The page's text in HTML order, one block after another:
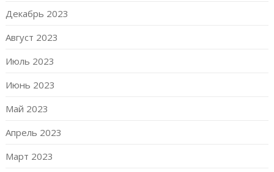
Декабрь 2023
Август 2023
Июль 2023
Июнь 2023
Май 2023
Апрель 2023
Март 2023